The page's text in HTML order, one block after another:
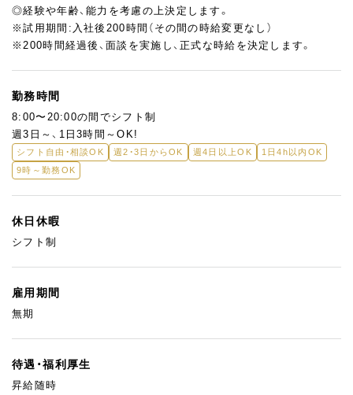
◎経験や年齢、能力を考慮の上決定します。
※試用期間:入社後200時間（その間の時給変更なし）
※200時間経過後、面談を実施し、正式な時給を決定します。
勤務時間
8:00〜20:00の間でシフト制
週3日～、1日3時間～OK!
シフト自由・相談OK 週2・3日からOK 週4日以上OK
1日4h以内OK
9時～勤務OK
休日休暇
シフト制
雇用期間
無期
待遇・福利厚生
昇給随時